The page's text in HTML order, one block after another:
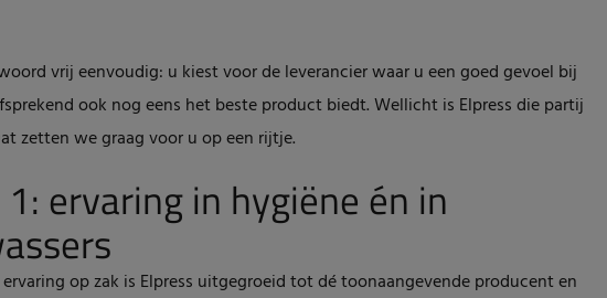
vrij eenvoudig: u kiest voor de leverancier waar u een goed gevoel bij
ook nog eens het beste product biedt. Wellicht is Elpress die partij
zetten we graag voor u op een rijtje.
ervaring in hygiëne én in
op zak is Elpress uitgegroeid tot dé toonaangevende producent en